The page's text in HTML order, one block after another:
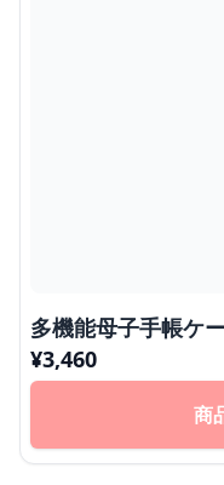
多機能母子手帳ケ
¥3,460
商